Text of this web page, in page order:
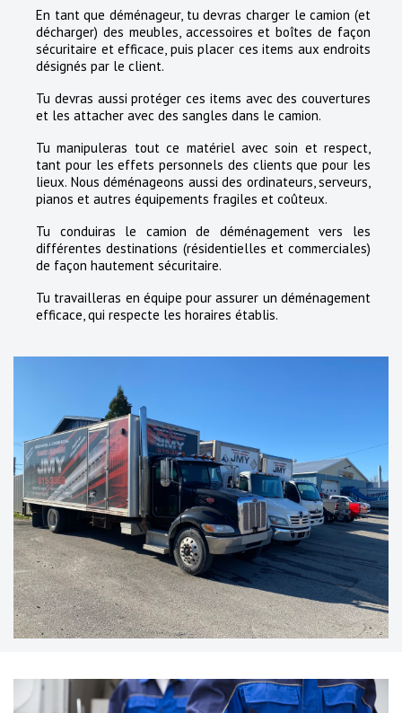
En tant que déménageur, tu devras charger le camion (et
décharger) des meubles, accessoires et boîtes de façon
sécuritaire et efficace, puis placer ces items aux endroits
désignés par le client.
Tu devras aussi protéger ces items avec des couvertures
et les attacher avec des sangles dans le camion.
Tu manipuleras tout ce matériel avec soin et respect,
tant pour les effets personnels des clients que pour les
lieux. Nous déménageons aussi des ordinateurs, serveurs,
pianos et autres équipements fragiles et coûteux.
Tu conduiras le camion de déménagement vers les
différentes destinations (résidentielles et commerciales)
de façon hautement sécuritaire.
Tu travailleras en équipe pour assurer un déménagement
efficace, qui respecte les horaires établis.